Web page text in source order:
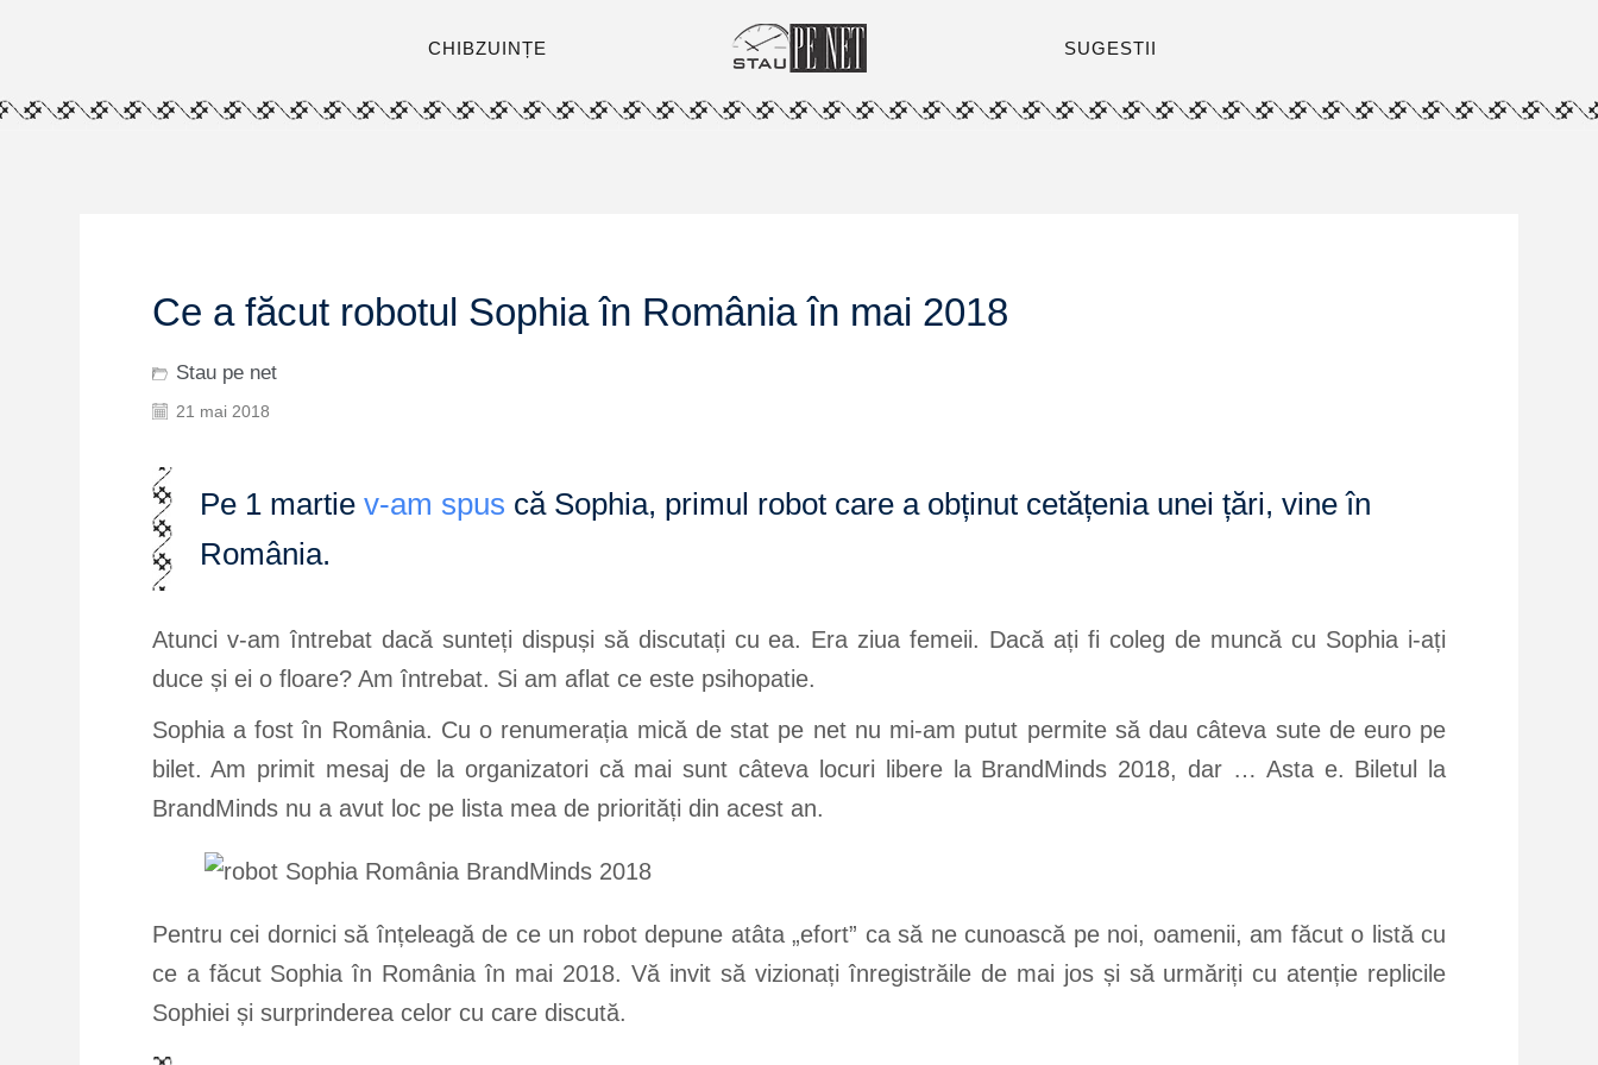
CHIBZUINȚE SUGESTII
Ce a făcut robotul Sophia în România în mai 2018
Stau pe net
21 mai 2018
Pe 1 martie v-am spus că Sophia, primul robot care a obținut cetățenia unei țări, vine în
România.
Atunci v-am întrebat dacă sunteți dispuși să discutați cu ea. Era ziua femeii. Dacă ați fi coleg de muncă cu Sophia i-ați
duce și ei o floare? Am întrebat. Si am aflat ce este psihopatie.
Sophia a fost în România. Cu o renumerația mică de stat pe net nu mi-am putut permite să dau câteva sute de euro pe
bilet. Am primit mesaj de la organizatori că mai sunt câteva locuri libere la BrandMinds 2018, dar … Asta e. Biletul la
BrandMinds nu a avut loc pe lista mea de priorități din acest an.
Pentru cei dornici să înțeleagă de ce un robot depune atâta „efort” ca să ne cunoască pe noi, oamenii, am făcut o listă cu
ce a făcut Sophia în România în mai 2018. Vă invit să vizionați înregistrăile de mai jos și să urmăriți cu atenție replicile
Sophiei și surprinderea celor cu care discută.